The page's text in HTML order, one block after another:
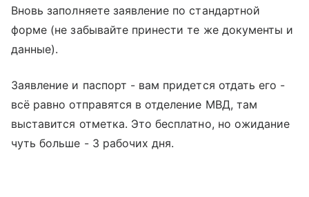
Вновь заполняете заявление по стандартной
форме (не забывайте принести те же документы и
данные).
Заявление и паспорт - вам придется отдать его -
всё равно отправятся в отделение МВД, там
выставится отметка. Это бесплатно, но ожидание
чуть больше - 3 рабочих дня.